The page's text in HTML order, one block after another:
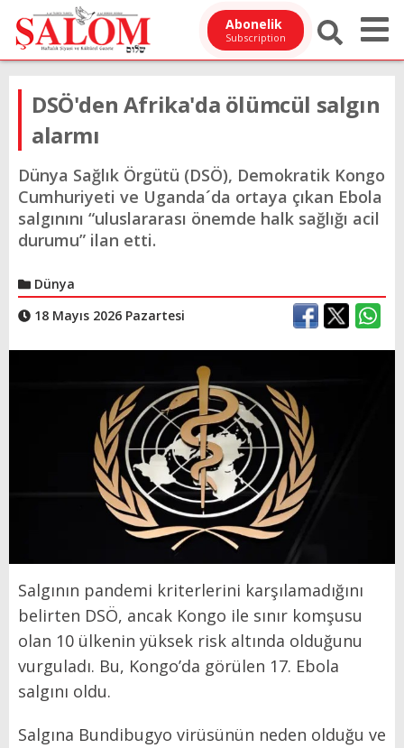
Abonelik
Subscription
DSÖ'den Afrika'da ölümcül salgın
alarmı
Dünya Sağlık Örgütü (DSÖ), Demokratik Kongo
Cumhuriyeti ve Uganda´da ortaya çıkan Ebola
salgınını “uluslararası önemde halk sağlığı acil
durumu” ilan etti.
Dünya
18 Mayıs 2026 Pazartesi
Salgının pandemi kriterlerini karşılamadığını
belirten DSÖ, ancak Kongo ile sınır komşusu
olan 10 ülkenin yüksek risk altında olduğunu
vurguladı. Bu, Kongo’da görülen 17. Ebola
salgını oldu.
Salgına Bundibugyo virüsünün neden olduğu ve